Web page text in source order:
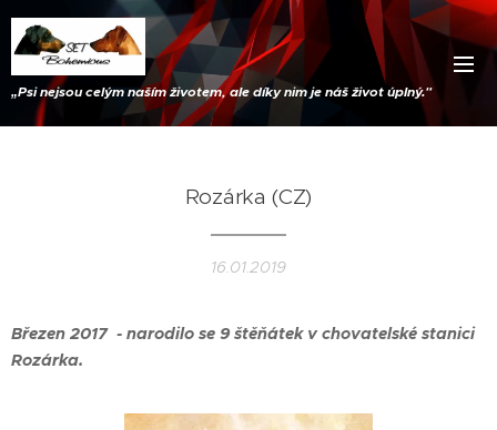
„Psi nejsou celým naším životem, ale díky nim je náš život úplný."
Rozárka (CZ)
16.01.2019
Březen 2017 - narodilo se 9 štěňátek v chovatelské stanici
Rozárka.